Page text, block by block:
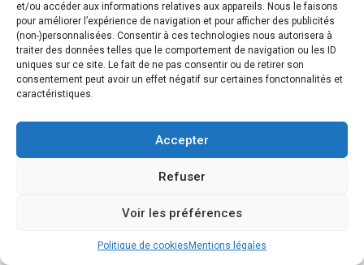
et/ou accéder aux informations relatives aux appareils. Nous le faisons
pour améliorer l’expérience de navigation et pour afficher des publicités
(non-)personnalisées. Consentir à ces technologies nous autorisera à
traiter des données telles que le comportement de navigation ou les ID
uniques sur ce site. Le fait de ne pas consentir ou de retirer son
consentement peut avoir un effet négatif sur certaines fonctonnalités et
caractéristiques.
Accepter
Refuser
Voir les préférences
Politique de cookies Mentions légales
Côté d'assemblage: avant gauche, avant droite. Fabricant:
5050-00-FI4131.